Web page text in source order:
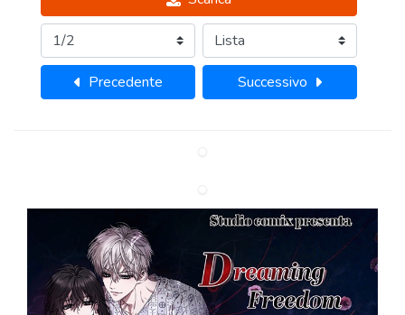
Precedente Successivo